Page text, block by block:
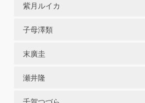
紫月ルイカ
子母澤類
末廣圭
瀬井隆